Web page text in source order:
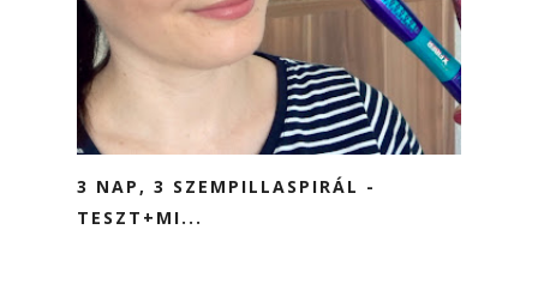
3 NAP, 3 SZEMPILLASPIRÁL -
TESZT+MI...